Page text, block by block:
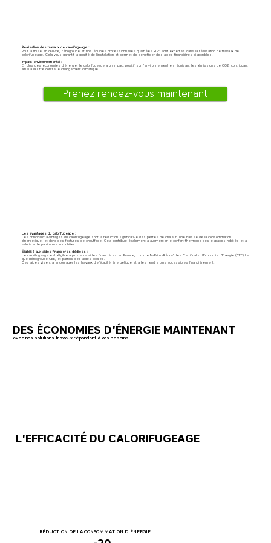
DES ÉCONOMIES D'ÉNERGIE MAINTENANT
avec nos solutions travaux répondant à vos besoins
Les avantages du calorifugeage :
Les principaux avantages du calorifugeage sont la réduction significative des pertes de chaleur, une baisse de la consommation
énergétique, et donc des factures de chauffage. Cela contribue également à augmenter le confort thermique des espaces habités et à
valoriser le patrimoine immobilier.
Éligibilité aux aides financières dédiées :
Le calorifugeage est éligible à plusieurs aides financières en France, comme MaPrimeRénov', les Certificats d'Économie d'Énergie (CEE) tel
que Rénogroupe CEE, et parfois des aides locales.
Ces aides visent à encourager les travaux d'efficacité énergétique et à les rendre plus accessibles financièrement.
Prenez rendez-vous maintenant
​Réalisation des travaux de calorifugeage :
Pour la mise en œuvre, rénogroupe et nos équipes professionnelles qualifiées RGE sont expertes dans la réalisation de travaux de
calorifugeage. Cela vous garantit la qualité de l'installation et permet de bénéficier des aides financières disponibles.
Impact environnemental :
En plus des économies d'énergie, le calorifugeage a un impact positif sur l'environnement en réduisant les émissions de CO2, contribuant
ainsi à la lutte contre le changement climatique.
L'EFFICACITÉ DU CALORIFUGEAGE
RÉDUCTION DE LA CONSOMMATION D'ÉNERGIE